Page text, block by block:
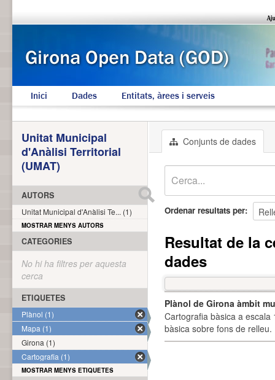
Inici Dades Entitats, àrees i serveis
Conjunts de dades
Ordenar resultats per
Resultat de la
dades
Plànol de Girona àmbit
Cartografia bàsica a
bàsica sobre fons de
Unitat Municipal
d'Anàlisi Territorial
(UMAT)
AUTORS
Unitat Municipal d'Anàlisi Te... (1)
MOSTRAR MENYS AUTORS
CATEGORIES
No hi ha filtres per aquesta
cerca
ETIQUETES
Plànol (1)
Mapa (1)
Girona (1)
Cartografia (1)
MOSTRAR MENYS ETIQUETES